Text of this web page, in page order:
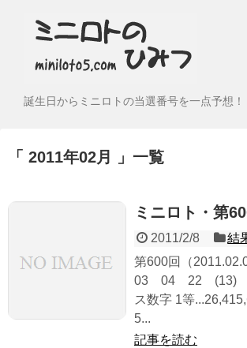
誕生日からミニロトの当選番号を一点予想！
2011年02月 一覧
ミニロト・第
2011/2/8
結
第600回（
03 04 22 (13)
ス数字 1等
5...
記事を読む